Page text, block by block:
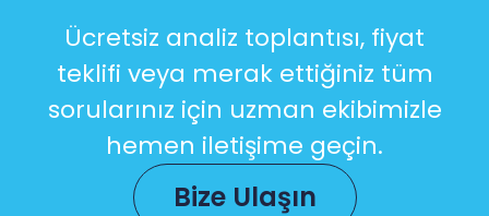
Ücretsiz analiz toplantısı, fiyat
teklifi veya merak ettiğiniz tüm
sorularınız için uzman ekibimizle
hemen iletişime geçin.
Bize Ulaşın